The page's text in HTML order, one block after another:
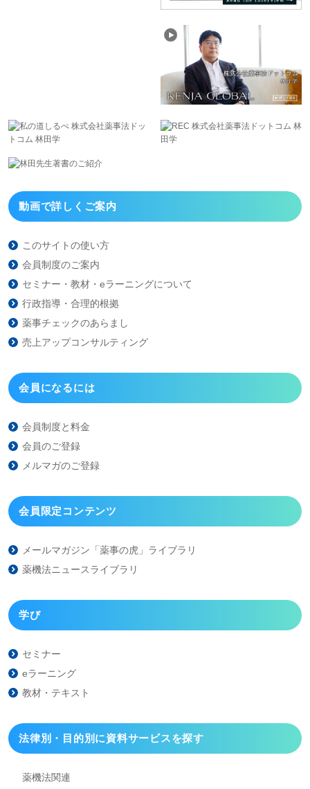
動画で詳しくご案内
このサイトの使い方
会員制度のご案内
セミナー・教材・eラーニングについて
行政指導・合理的根拠
薬事チェックのあらまし
売上アップコンサルティング
会員になるには
会員制度と料金
会員のご登録
メルマガのご登録
会員限定コンテンツ
メールマガジン「薬事の虎」 ライブラリ
薬機法ニュースライブラリ
学び
セミナー
eラーニング
教材・テキスト
法律別・目的別に資料サービスを探す
薬機法関連